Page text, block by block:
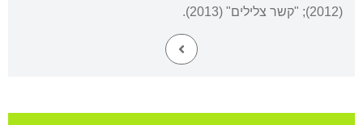
(2012); "קשר צלילים" (2013).